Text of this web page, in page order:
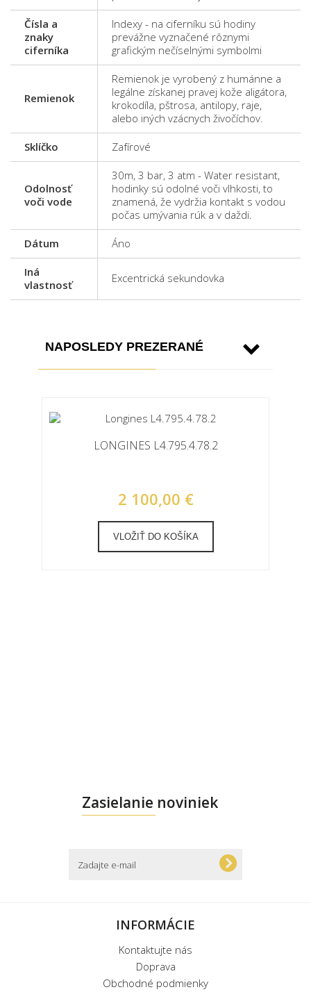
Čísla a
znaky
ciferníka
Indexy - na ciferníku sú hodiny
prevážne vyznačené rôznymi
grafickým nečíselnými symbolmi
Remienok
Remienok je vyrobený z humánne a
legálne získanej pravej kože aligátora,
krokodíla, pštrosa, antilopy, raje,
alebo iných vzácnych živočíchov.
Sklíčko Zafírové
Odolnosť
voči vode
30m, 3 bar, 3 atm - Water resistant,
hodinky sú odolné voči vlhkosti, to
znamená, že vydržia kontakt s vodou
počas umývania rúk a v daždi.
Dátum Áno
Iná
vlastnosť
Excentrická sekundovka
NAPOSLEDY PREZERANÉ
LONGINES L4.795.4.78.2
2 100,00 €
VLOŽIŤ DO KOŠÍKA
Zasielanie noviniek
INFORMÁCIE
Kontaktujte nás
Doprava
Obchodné podmienky